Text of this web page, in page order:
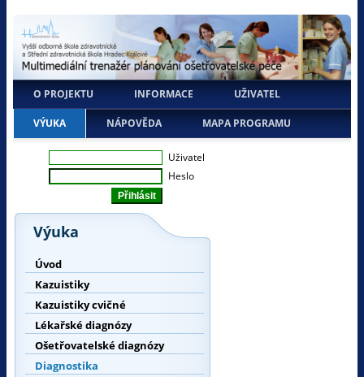
O PROJEKTU INFORMACE UŽIVATEL
VÝUKA NÁPOVĚDA MAPA PROGRAMU
Uživatel
Heslo
Výuka
Úvod
Kazuistiky
Kazuistiky cvičné
Lékařské diagnózy
Ošetřovatelské diagnózy
Diagnostika